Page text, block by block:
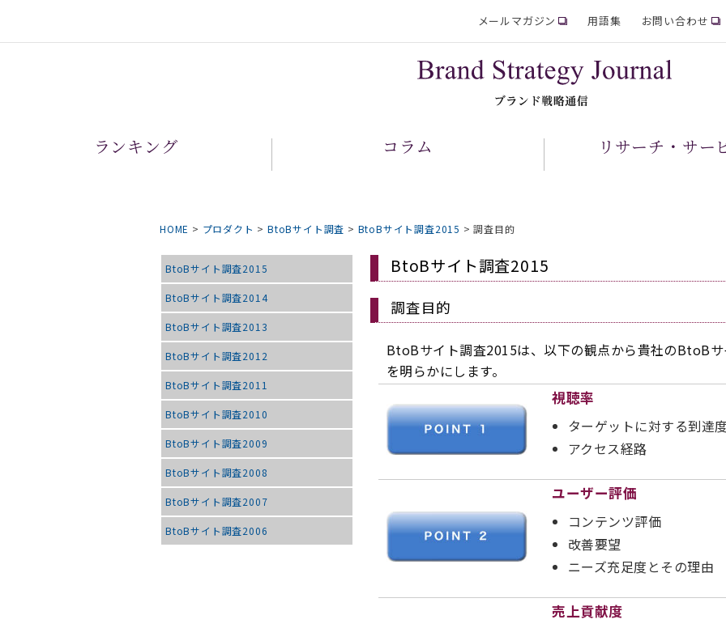
メールマガジン 用語集 お問い合わせ
ランキング コラム リサーチ・サー
HOME > プロダクト >BtoBサイト調査 > BtoBサイト調査2015 >調査目的
BtoBサイト調査2015
BtoBサイト調査2014
BtoBサイト調査2013
BtoBサイト調査2012
BtoBサイト調査2011
BtoBサイト調査2010
BtoBサイト調査2009
BtoBサイト調査2008
BtoBサイト調査2007
BtoBサイト調査2006
BtoBサイト調査2015
調査目的
BtoBサイト調査2015は、以下の観点から貴社のBtoBサ
を明らかにします。
視聴率
ターゲットに対する到達度
アクセス経路
ユーザー評価
コンテンツ評価
改善要望
ニーズ充足度とその理由
売上貢献度